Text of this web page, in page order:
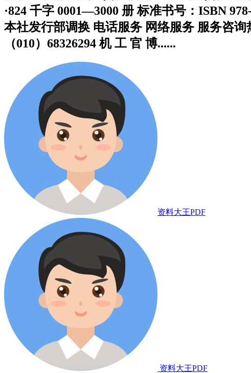
·824 千字 0001―3000 册 标准书号：ISBN
本社发行部调换 电话服务 网络服务 服务咨询
（010）68326294 机 工 官 博......
资料大王PDF
资料大王PDF